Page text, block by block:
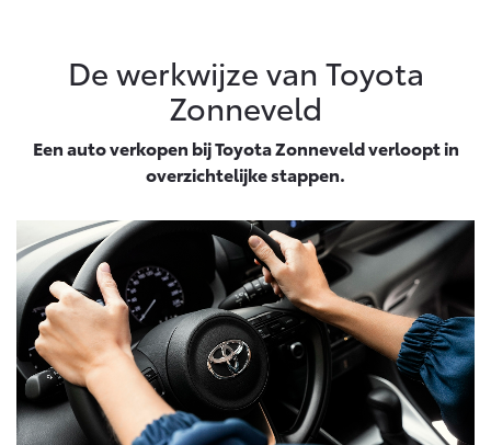
De werkwijze van Toyota
Zonneveld
Een auto verkopen bij Toyota Zonneveld verloopt in
overzichtelijke stappen.